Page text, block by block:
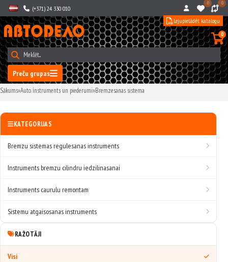
(+371) 24 330 010
0 0
Preču grupas
0
Lejupielādēt katalogu
Sākums»Auto instruments un piederumi»Bremzesanas sistema
KATEGORIJAS
Bremzu sistemas regulesanas instruments
Instruments bremzu cilindru iedzilinasanai
Instruments caurulu remontam
Sistemu atgaisosanas instruments
RAŽOTĀJI
Visi